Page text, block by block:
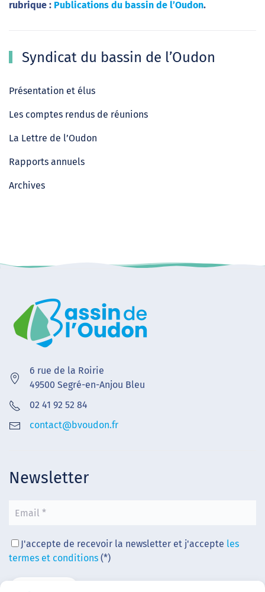
rubrique : Publications du bassin de l’Oudon.
Syndicat du bassin de l’Oudon
Présentation et élus
Les comptes rendus de réunions
La Lettre de l’Oudon
Rapports annuels
Archives
6 rue de la Roirie
49500 Segré-en-Anjou Bleu
02 41 92 52 84
contact@bvoudon.fr
Newsletter
J'accepte de recevoir la newsletter et j'accepte les
termes et conditions (*)